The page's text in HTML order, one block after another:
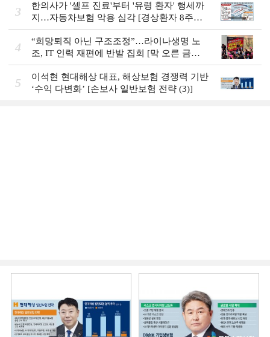
3
한의사가 '셀프 진료'부터 '유령 환자' 행세까
지…자동차보험 악용 심각 [경상환자 8주룰
도입 초읽기]
4
“희망퇴직 아닌 구조조정”…라이나생명 노
조, IT 인력 재편에 반발 집회 [막 오른 금융
권 하투(夏鬪)]
5
이석현 현대해상 대표, 해상보험 경쟁력 기반
‘수익 다변화ʼ [손보사 일반보험 전략 (3)]